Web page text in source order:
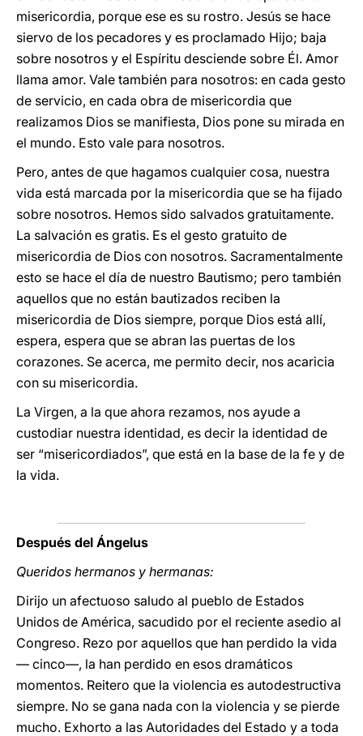
misericordia, porque ese es su rostro. Jesús se hace
siervo de los pecadores y es proclamado Hijo; baja
sobre nosotros y el Espíritu desciende sobre Él. Amor
llama amor. Vale también para nosotros: en cada gesto
de servicio, en cada obra de misericordia que
realizamos Dios se manifiesta, Dios pone su mirada en
el mundo. Esto vale para nosotros.
Pero, antes de que hagamos cualquier cosa, nuestra
vida está marcada por la misericordia que se ha fijado
sobre nosotros. Hemos sido salvados gratuitamente.
La salvación es gratis. Es el gesto gratuito de
misericordia de Dios con nosotros. Sacramentalmente
esto se hace el día de nuestro Bautismo; pero también
aquellos que no están bautizados reciben la
misericordia de Dios siempre, porque Dios está allí,
espera, espera que se abran las puertas de los
corazones. Se acerca, me permito decir, nos acaricia
con su misericordia.
La Virgen, a la que ahora rezamos, nos ayude a
custodiar nuestra identidad, es decir la identidad de
ser “misericordiados”, que está en la base de la fe y de
la vida.
Después del Ángelus
Queridos hermanos y hermanas:
Dirijo un afectuoso saludo al pueblo de Estados
Unidos de América, sacudido por el reciente asedio al
Congreso. Rezo por aquellos que han perdido la vida
— cinco—, la han perdido en esos dramáticos
momentos. Reitero que la violencia es autodestructiva
siempre. No se gana nada con la violencia y se pierde
mucho. Exhorto a las Autoridades del Estado y a toda